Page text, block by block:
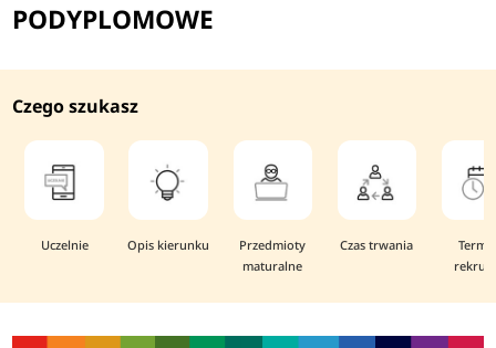
PODYPLOMOWE
Czego szukasz
Uczelnie Opis kierunku
Przedmioty
maturalne
Czas trwania